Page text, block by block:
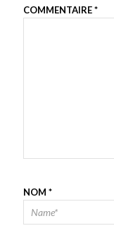
COMMENTAIRE*
NOM *